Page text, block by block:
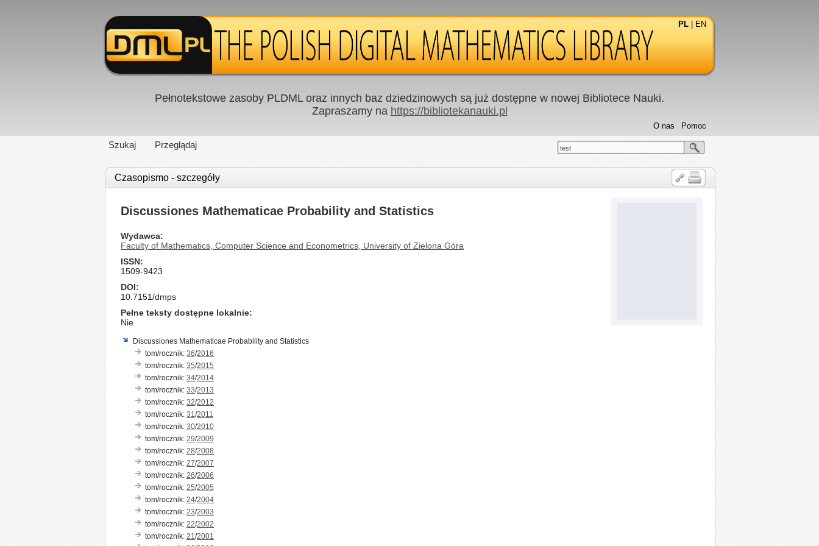
PL EN
Pełnotekstowe zasoby PLDML oraz innych baz dziedzinowych są już dostępne w nowej Bibliotece Nauki.
Zapraszamy na https://bibliotekanauki.pl
Szukaj Przeglądaj
Pomoc
O nas
test
Czasopismo - szczegóły
Discussiones Mathematicae Probability and Statistics
Wydawca
Faculty of Mathematics, Computer Science and Econometrics, University of Zielona Góra
ISSN
1509-9423
DOI
10.7151/dmps
Pełne teksty dostępne lokalnie
Nie
Discussiones Mathematicae Probability and Statistics
tom/rocznik: 36/2016
tom/rocznik: 35/2015
tom/rocznik: 34/2014
tom/rocznik: 33/2013
tom/rocznik: 32/2012
tom/rocznik: 31/2011
tom/rocznik: 30/2010
tom/rocznik: 29/2009
tom/rocznik: 28/2008
tom/rocznik: 27/2007
tom/rocznik: 26/2006
tom/rocznik: 25/2005
tom/rocznik: 24/2004
tom/rocznik: 23/2003
tom/rocznik: 22/2002
tom/rocznik: 21/2001